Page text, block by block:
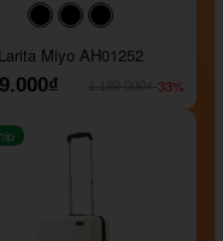
#000000#000000
Larita Miyo AH01252
-33%